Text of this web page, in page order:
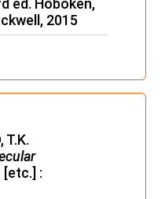
ed. Hoboken,
2015
T.K.
[etc.] :